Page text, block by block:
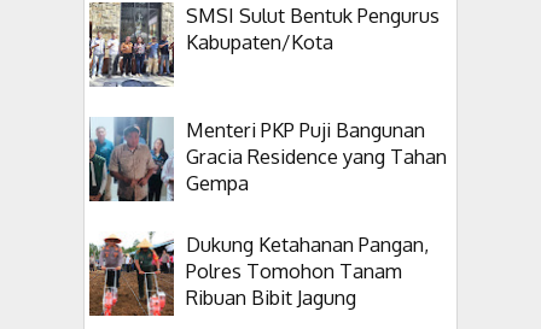
SMSI Sulut Bentuk Pengurus
Kabupaten/Kota
Menteri PKP Puji Bangunan
Gracia Residence yang Tahan
Gempa
Dukung Ketahanan Pangan,
Polres Tomohon Tanam
Ribuan Bibit Jagung